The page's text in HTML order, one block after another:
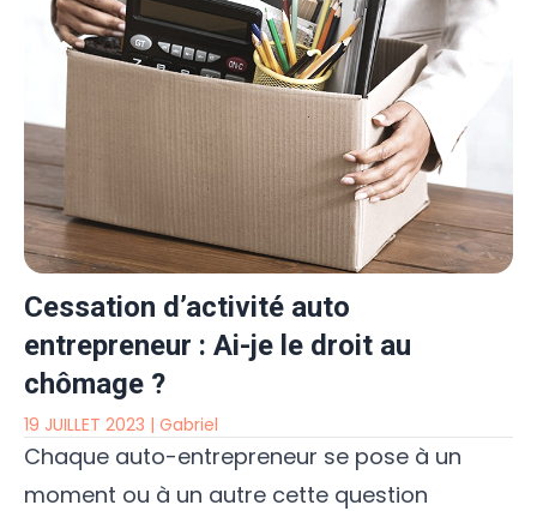
Cessation d’activité auto
entrepreneur : Ai-je le droit au
chômage ?
19 JUILLET 2023 | Gabriel
Chaque auto-entrepreneur se pose à un
moment ou à un autre cette question